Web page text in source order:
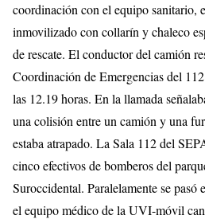
coordinación con el equipo sanitario,
inmovilizado con collarín y chaleco
de rescate. El conductor del camión
Coordinación de Emergencias del
las 12.19 horas. En la llamada
una colisión entre un camión y una
estaba atrapado. La Sala 112 del
cinco efectivos de bomberos del
Suroccidental. Paralelamente se
el equipo médico de la UVI-móvil